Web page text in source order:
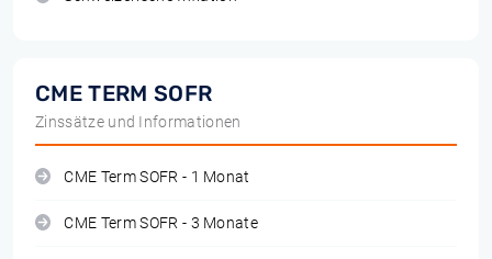
CME TERM SOFR
Zinssätze und Informationen
CME Term SOFR - 1 Monat
CME Term SOFR - 3 Monate